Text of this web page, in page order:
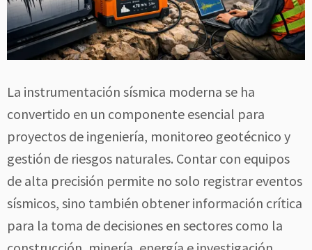
La instrumentación sísmica moderna se ha
convertido en un componente esencial para
proyectos de ingeniería, monitoreo geotécnico y
gestión de riesgos naturales. Contar con equipos
de alta precisión permite no solo registrar eventos
sísmicos, sino también obtener información crítica
para la toma de decisiones en sectores como la